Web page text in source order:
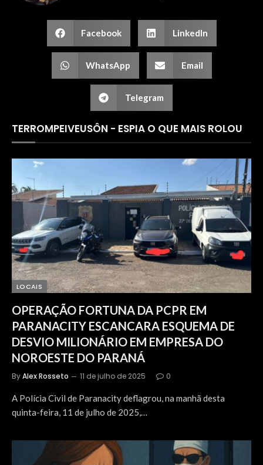
Facebook LinkedIn
WhatsApp Email
Telegram
TERROMPEIVEUSÔN - ESPIA O QUE MAIS ROLOU
LOCAIS
OPERAÇÃO FORTUNA DA PCPR EM
PARANACITY ESCANCARA ESQUEMA DE
DESVIO MILIONÁRIO EM EMPRESA DO
NOROESTE DO PARANÁ
ByAlex Rosseto 11 de julho de 2025 0
A Polícia Civil de Paranacity deflagrou, na manhã desta
quinta-feira, 11 de julho de 2025,…